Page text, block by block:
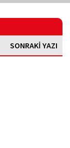
SONRAKİ YAZI